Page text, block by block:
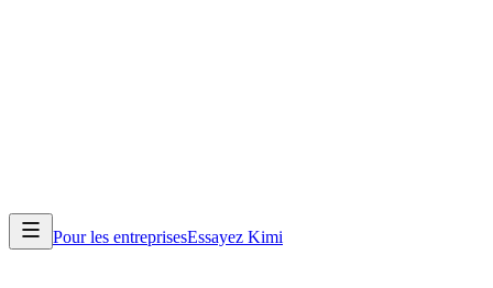
Pour les entreprisesEssayez Kimi